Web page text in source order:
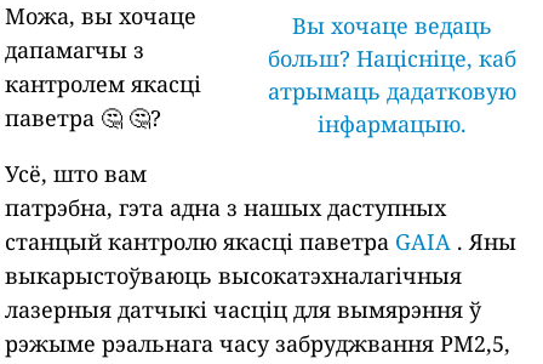
Вы хочаце ведаць
больш? Націсніце, каб
атрымаць дадатковую
інфармацыю.
Можа, вы хочаце
дапамагчы з
кантролем якасці
паветра 🤔 🤔?
Усё, што вам
патрэбна, гэта адна з нашых даступных
станцый кантролю якасці паветра GAIA . Яны
выкарыстоўваюць высокатэхналагічныя
лазерныя датчыкі часціц для вымярэння ў
рэжыме рэальнага часу забруджвання PM2,5,